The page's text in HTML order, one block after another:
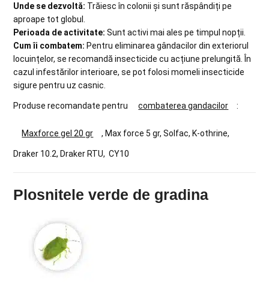
Unde se dezvoltă: Trăiesc în colonii și sunt răspândiți pe
aproape tot globul.
Perioada de activitate: Sunt activi mai ales pe timpul nopții.
Cum îi combatem: Pentru eliminarea gândacilor din exteriorul
locuințelor, se recomandă insecticide cu acțiune prelungită. În
cazul infestărilor interioare, se pot folosi momeli insecticide
sigure pentru uz casnic.
Produse recomandate pentru combaterea gandacilor :
Maxforce gel 20 gr , Max force 5 gr, Solfac, K-othrine,
Draker 10.2, Draker RTU, CY10
Plosnitele verde de gradina